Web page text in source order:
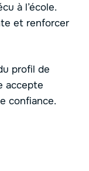
à l’école.
et renforcer
profil de
accepte
confiance.